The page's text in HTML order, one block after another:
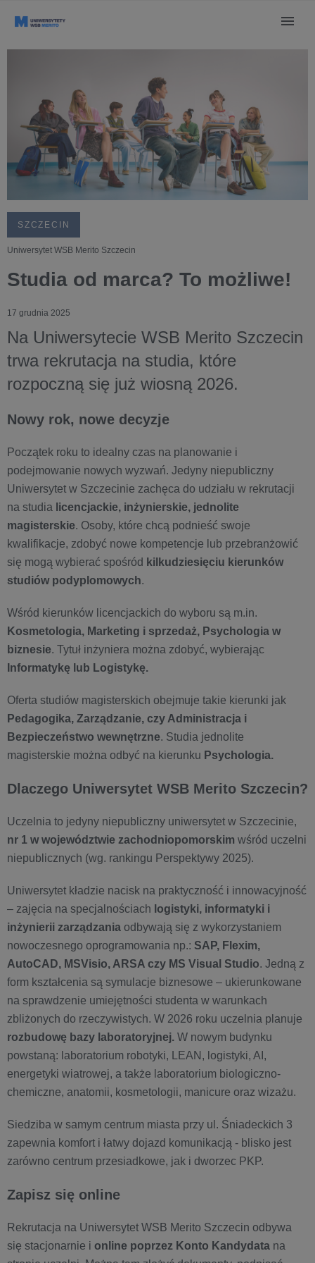
SZCZECIN
Uniwersytet WSB Merito Szczecin
Studia od marca? To możliwe!
17 grudnia 2025
Na Uniwersytecie WSB Merito Szczecin
trwa rekrutacja na studia, które
rozpoczną się już wiosną 2026.
Nowy rok, nowe decyzje
Początek roku to idealny czas na planowanie i
podejmowanie nowych wyzwań. Jedyny niepubliczny
Uniwersytet w Szczecinie zachęca do udziału w rekrutacji
na studia licencjackie, inżynierskie, jednolite
magisterskie. Osoby, które chcą podnieść swoje
kwalifikacje, zdobyć nowe kompetencje lub przebranżowić
się mogą wybierać spośród kilkudziesięciu kierunków
studiów podyplomowych.
Wśród kierunków licencjackich do wyboru są m.in.
Kosmetologia, Marketing i sprzedaż, Psychologia w
biznesie. Tytuł inżyniera można zdobyć, wybierając
Informatykę lub Logistykę.
Oferta studiów magisterskich obejmuje takie kierunki jak
Pedagogika, Zarządzanie, czy Administracja i
Bezpieczeństwo wewnętrzne. Studia jednolite
magisterskie można odbyć na kierunku Psychologia.
Dlaczego Uniwersytet WSB Merito Szczecin?
Uczelnia to jedyny niepubliczny uniwersytet w Szczecinie,
nr 1 w województwie zachodniopomorskim wśród uczelni
niepublicznych (wg. rankingu Perspektywy 2025).
Uniwersytet kładzie nacisk na praktyczność i innowacyjność
– zajęcia na specjalnościach logistyki, informatyki i
inżynierii zarządzania odbywają się z wykorzystaniem
nowoczesnego oprogramowania np.: SAP, Flexim,
AutoCAD, MSVisio, ARSA czy MS Visual Studio. Jedną z
form kształcenia są symulacje biznesowe – ukierunkowane
na sprawdzenie umiejętności studenta w warunkach
zbliżonych do rzeczywistych. W 2026 roku uczelnia planuje
rozbudowę bazy laboratoryjnej. W nowym budynku
powstaną: laboratorium robotyki, LEAN, logistyki, AI,
energetyki wiatrowej, a także laboratorium biologiczno-
chemiczne, anatomii, kosmetologii, manicure oraz wizażu.
Siedziba w samym centrum miasta przy ul. Śniadeckich 3
zapewnia komfort i łatwy dojazd komunikacją - blisko jest
zarówno centrum przesiadkowe, jak i dworzec PKP.
Zapisz się online
Rekrutacja na Uniwersytet WSB Merito Szczecin odbywa
się stacjonarnie i online poprzez Konto Kandydata na